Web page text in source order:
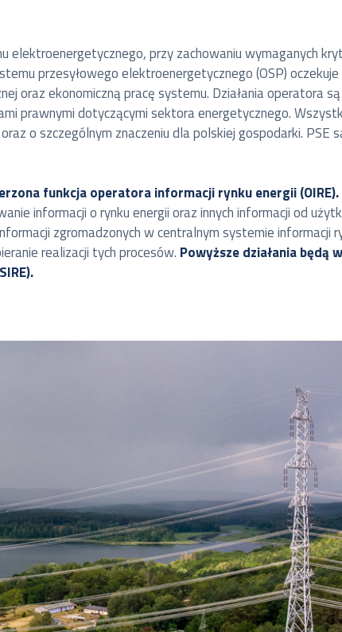
elektroenergetycznego, przy zachowaniu wymaganych
przesyłowego elektroenergetycznego (OSP)
oraz ekonomiczną pracę systemu. Działania operatora
prawnymi dotyczącymi sektora energetycznego.
o szczególnym znaczeniu dla polskiej gospodarki. PSE
funkcja operatora informacji rynku energii (OIRE).
informacji o rynku energii oraz innych informacji od
zgromadzonych w centralnym systemie informacji
realizacji tych procesów. Powyższe działania będą